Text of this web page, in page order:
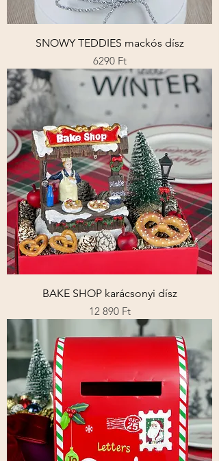
SNOWY TEDDIES mackós dísz
Ár
6290 Ft
BAKE SHOP karácsonyi dísz
Ár
12 890 Ft